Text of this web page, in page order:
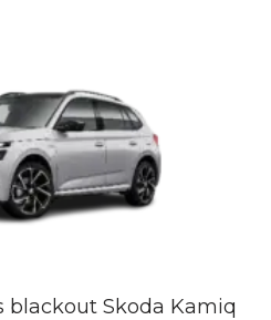
blackout Skoda Kamiq